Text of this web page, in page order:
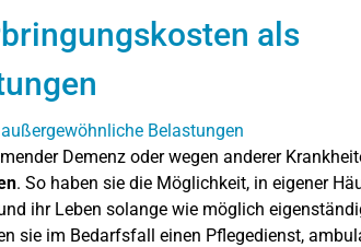
als
Demenz oder wegen anderer
. So haben sie die Möglichkeit, in eigener
ihr Leben solange wie möglich
sie im Bedarfsfall einen Pflegedienst,